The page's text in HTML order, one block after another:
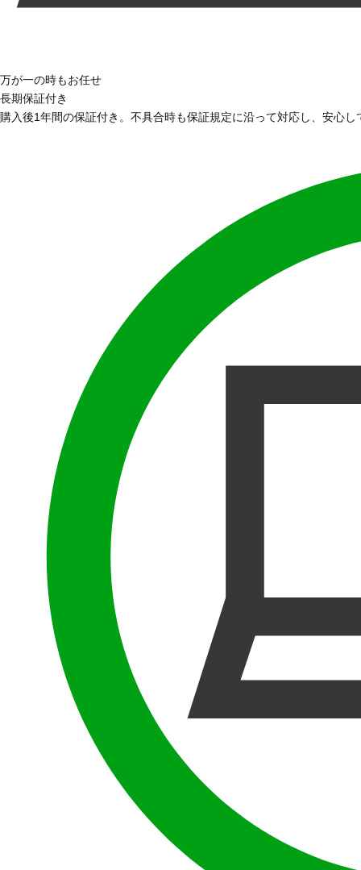
万が一の時もお任せ
長期保証付き
購入後1年間の保証付き。不具合時も保証規定に沿って対応し、安心